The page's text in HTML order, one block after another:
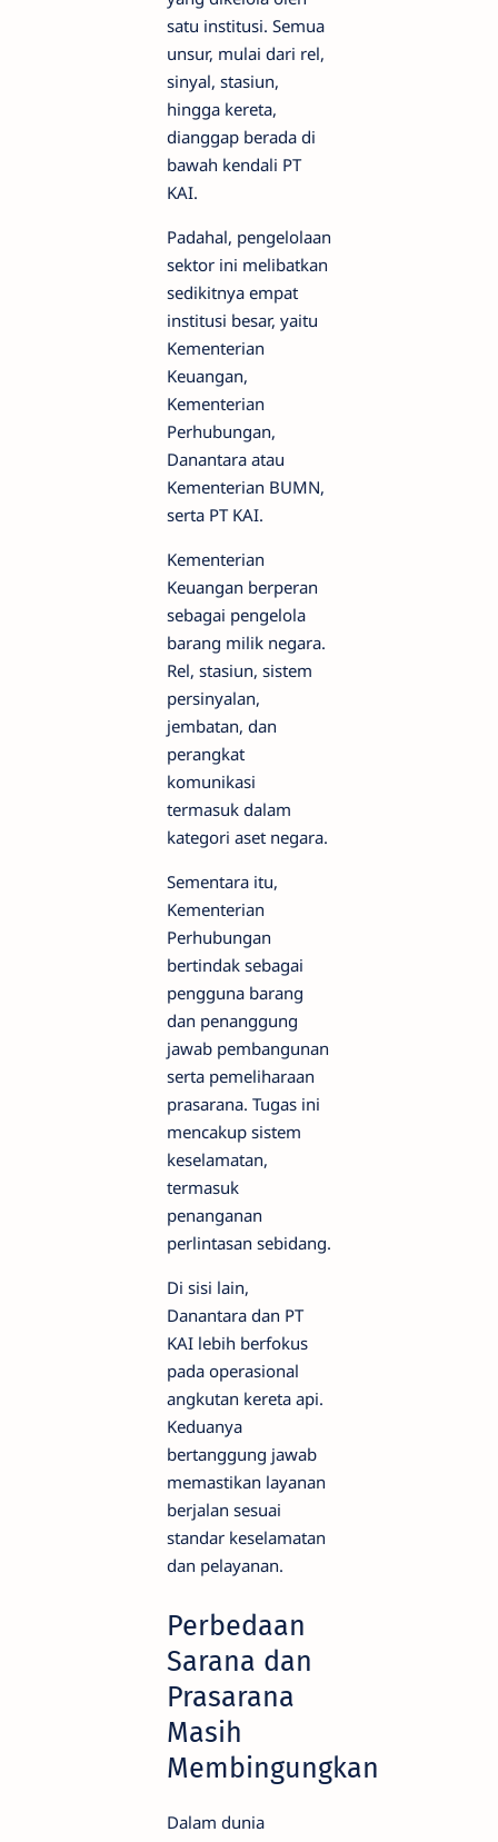
satu institusi. Semua
unsur, mulai dari rel,
sinyal, stasiun,
hingga kereta,
dianggap berada di
bawah kendali PT
KAI.
Padahal, pengelolaan
sektor ini melibatkan
sedikitnya empat
institusi besar, yaitu
Kementerian
Keuangan,
Kementerian
Perhubungan,
Danantara atau
Kementerian BUMN,
serta PT KAI.
Kementerian
Keuangan berperan
sebagai pengelola
barang milik negara.
Rel, stasiun, sistem
persinyalan,
jembatan, dan
perangkat
komunikasi
termasuk dalam
kategori aset negara.
Sementara itu,
Kementerian
Perhubungan
bertindak sebagai
pengguna barang
dan penanggung
jawab pembangunan
serta pemeliharaan
prasarana. Tugas ini
mencakup sistem
keselamatan,
termasuk
penanganan
perlintasan sebidang.
Di sisi lain,
Danantara dan PT
KAI lebih berfokus
pada operasional
angkutan kereta api.
Keduanya
bertanggung jawab
memastikan layanan
berjalan sesuai
standar keselamatan
dan pelayanan.
Perbedaan
Sarana dan
Prasarana
Masih
Membingungkan
Dalam dunia